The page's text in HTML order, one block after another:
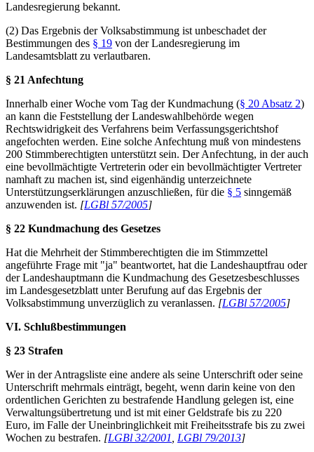
Landesregierung bekannt.
(2) Das Ergebnis der Volksabstimmung ist unbeschadet der
Bestimmungen des § 19 von der Landesregierung im
Landesamtsblatt zu verlautbaren.
§ 21 Anfechtung
Innerhalb einer Woche vom Tag der Kundmachung (§ 20 Absatz 2)
an kann die Feststellung der Landeswahlbehörde wegen
Rechtswidrigkeit des Verfahrens beim Verfassungsgerichtshof
angefochten werden. Eine solche Anfechtung muß von mindestens
200 Stimmberechtigten unterstützt sein. Der Anfechtung, in der auch
eine bevollmächtigte Vertreterin oder ein bevollmächtigter Vertreter
namhaft zu machen ist, sind eigenhändig unterzeichnete
Unterstützungserklärungen anzuschließen, für die § 5 sinngemäß
anzuwenden ist. [LGBl 57/2005]
§ 22 Kundmachung des Gesetzes
Hat die Mehrheit der Stimmberechtigten die im Stimmzettel
angeführte Frage mit "ja" beantwortet, hat die Landeshauptfrau oder
der Landeshauptmann die Kundmachung des Gesetzesbeschlusses
im Landesgesetzblatt unter Berufung auf das Ergebnis der
Volksabstimmung unverzüglich zu veranlassen. [LGBl 57/2005]
VI. Schlußbestimmungen
§ 23 Strafen
Wer in der Antragsliste eine andere als seine Unterschrift oder seine
Unterschrift mehrmals einträgt, begeht, wenn darin keine von den
ordentlichen Gerichten zu bestrafende Handlung gelegen ist, eine
Verwaltungsübertretung und ist mit einer Geldstrafe bis zu 220
Euro, im Falle der Uneinbringlichkeit mit Freiheitsstrafe bis zu zwei
Wochen zu bestrafen. [LGBl 32/2001 LGBl 79/2013]